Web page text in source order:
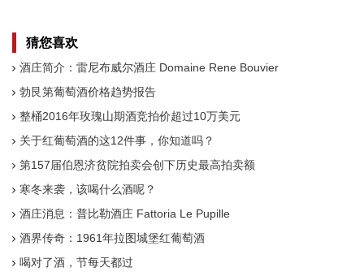
猜您喜欢
酒庄简介：雷尼布威尔酒庄 Domaine Rene Bouvier
勃艮第葡萄酒价格趋势报告
整桶2016年玫瑰山期酒竞拍价超过10万美元
关于红葡萄酒的这12件事，你知道吗？
第157届伯恩济贫院拍卖会创下历史最高拍卖额
寒冬来袭，该喝什么酒呢？
酒庄消息：普比勒酒庄 Fattoria Le Pupille
酒界传奇：1961年拉图城堡红葡萄酒
喝对了酒，节每天都过